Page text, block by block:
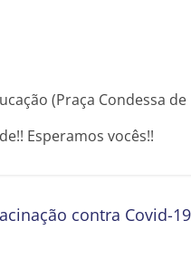
(Praça Condessa
Esperamos vocês!!
contra Covid-